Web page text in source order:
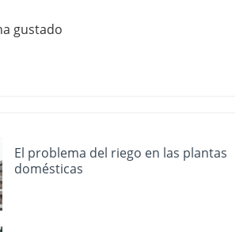
gustado
El problema del riego en las plantas
domésticas